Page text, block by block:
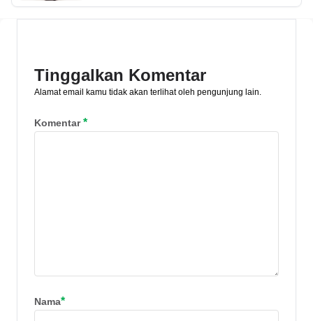
ada kesalahan atau pembatalan
Tinggalkan Komentar
Alamat email kamu tidak akan terlihat oleh pengunjung lain.
Komentar*
Nama*